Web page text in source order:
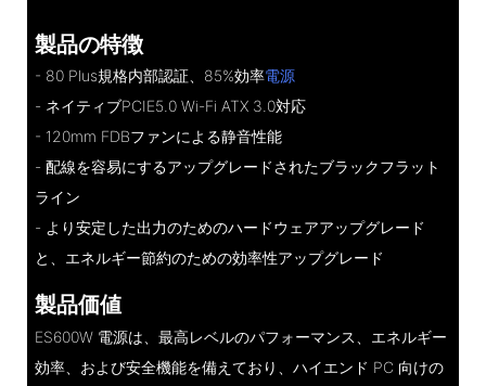
製品の特徴
- 80 Plus規格内部認証、85%効率電源
- ネイティブPCIE5.0 Wi-Fi ATX 3.0対応
- 120mm FDBファンによる静音性能
- 配線を容易にするアップグレードされたブラックフラット
ライン
- より安定した出力のためのハードウェアアップグレード
と、エネルギー節約のための効率性アップグレード
製品価値
ES600W 電源は、最高レベルのパフォーマンス、エネルギー
効率、および安全機能を備えており、ハイエンド PC 向けの